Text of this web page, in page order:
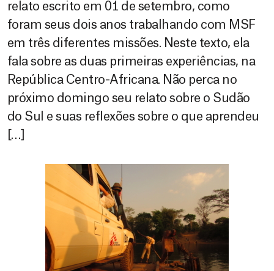
relato escrito em 01 de setembro, como
foram seus dois anos trabalhando com MSF
em três diferentes missões. Neste texto, ela
fala sobre as duas primeiras experiências, na
República Centro-Africana. Não perca no
próximo domingo seu relato sobre o Sudão
do Sul e suas reflexões sobre o que aprendeu
[…]